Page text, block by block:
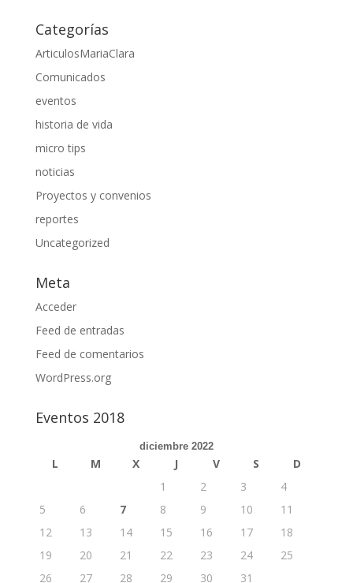
Categorías
ArticulosMariaClara
Comunicados
eventos
historia de vida
micro tips
noticias
Proyectos y convenios
reportes
Uncategorized
Meta
Acceder
Feed de entradas
Feed de comentarios
WordPress.org
Eventos 2018
diciembre 2022
L M X J V S
D
1
2 3
4
5
6 7 8 9 10
11
12
13 14 15 16 17
18
19
20 21 22 23 24
25
26
27 28 29 30 31